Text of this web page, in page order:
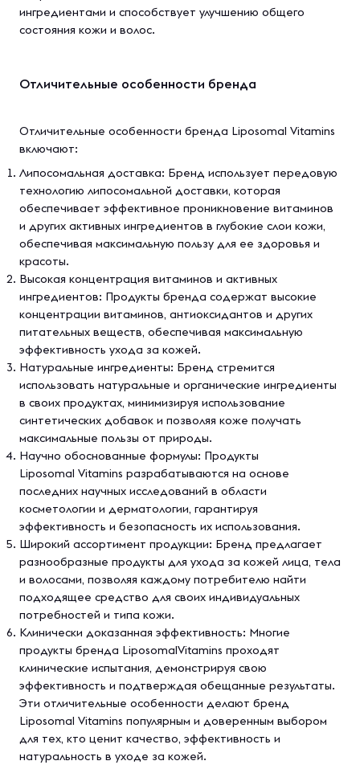
ингредиентами и способствует улучшению общего
состояния кожи и волос.
Отличительные особенности бренда
Отличительные особенности бренда Liposomal Vitamins
включают:
Липосомальная доставка: Бренд использует передовую
технологию липосомальной доставки, которая
обеспечивает эффективное проникновение витаминов
и других активных ингредиентов в глубокие слои кожи,
обеспечивая максимальную пользу для ее здоровья и
красоты.
Высокая концентрация витаминов и активных
ингредиентов: Продукты бренда содержат высокие
концентрации витаминов, антиоксидантов и других
питательных веществ, обеспечивая максимальную
эффективность ухода за кожей.
Натуральные ингредиенты: Бренд стремится
использовать натуральные и органические ингредиенты
в своих продуктах, минимизируя использование
синтетических добавок и позволяя коже получать
максимальные пользы от природы.
Научно обоснованные формулы: Продукты
Liposomal Vitamins разрабатываются на основе
последних научных исследований в области
косметологии и дерматологии, гарантируя
эффективность и безопасность их использования.
Широкий ассортимент продукции: Бренд предлагает
разнообразные продукты для ухода за кожей лица, тела
и волосами, позволяя каждому потребителю найти
подходящее средство для своих индивидуальных
потребностей и типа кожи.
Клинически доказанная эффективность: Многие
продукты бренда LiposomalVitamins проходят
клинические испытания, демонстрируя свою
эффективность и подтверждая обещанные результаты.
Эти отличительные особенности делают бренд
Liposomal Vitamins популярным и доверенным выбором
для тех, кто ценит качество, эффективность и
натуральность в уходе за кожей.